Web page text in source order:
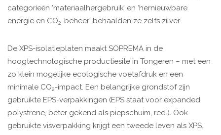
categorieën ‘materiaalhergebruik’ en ‘hernieuwbare
energie en CO2-beheer’ behaalden ze zelfs zilver.
De XPS-isolatieplaten maakt SOPREMA in de
hoogtechnologische productiesite in Tongeren – met een
zo klein mogelijke ecologische voetafdruk en een
minimale CO2-impact. Een belangrijke grondstof zijn
gebruikte EPS-verpakkingen (EPS staat voor expanded
polystrene, beter gekend als piepschuim, red.). Ook
gebruikte visverpakking krijgt een tweede leven als XPS.